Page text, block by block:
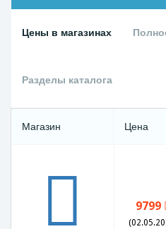
Цены в магазинах
Разделы каталога
Магазин Цена
9799